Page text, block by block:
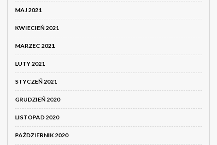
MAJ 2021
KWIECIEŃ 2021
MARZEC 2021
LUTY 2021
STYCZEŃ 2021
GRUDZIEŃ 2020
LISTOPAD 2020
PAŹDZIERNIK 2020